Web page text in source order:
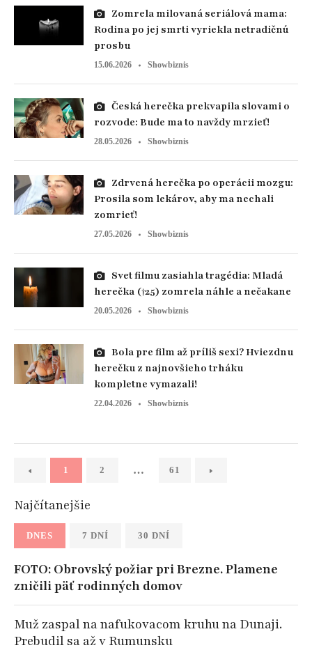
Rodina po jej smrti vyriekla netradičnú
prosbu
15.06.2026 Showbiznis
rozvode: Bude ma to navždy mrzieť!
28.05.2026 Showbiznis
Prosila som lekárov, aby ma nechali
zomrieť!
27.05.2026 Showbiznis
herečka (†25) zomrela náhle a nečakane
20.05.2026 Showbiznis
herečku z najnovšieho trháku
kompletne vymazali!
22.04.2026 Showbiznis
1 2 … 61
Najčítanejšie
DNES 7 DNÍ 30 DNÍ
FOTO: Obrovský požiar pri Brezne. Plamene
zničili päť rodinných domov
Muž zaspal na nafukovacom kruhu na Dunaji.
Prebudil sa až v Rumunsku